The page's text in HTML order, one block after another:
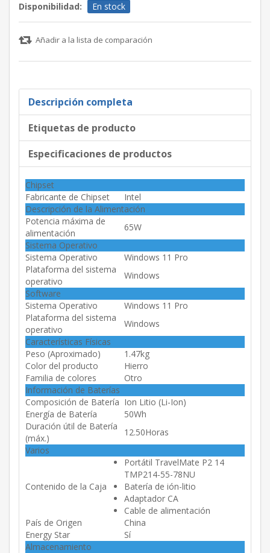
Disponibilidad: En stock
Añadir a la lista de comparación
Descripción completa
Etiquetas de producto
Especificaciones de productos
Chipset
Fabricante de Chipset
Intel
Descripción de la Alimentación
Potencia máxima de
alimentación
65W
Sistema Operativo
Sistema Operativo
Windows 11 Pro
Plataforma del sistema
operativo
Windows
Software
Sistema Operativo
Windows 11 Pro
Plataforma del sistema
operativo
Windows
Características Físicas
Peso (Aproximado)
1.47kg
Color del producto
Hierro
Familia de colores
Otro
Información de Baterías
Composición de Batería Ion Litio (Li-Ion)
Energía de Batería
50Wh
Duración útil de Batería
(máx.)
12.50Horas
Varios
Contenido de la Caja
Portátil TravelMate P2 14
TMP214-55-78NU
Batería de ión-litio
Adaptador CA
Cable de alimentación
País de Origen
China
Energy Star
Sí
Almacenamiento